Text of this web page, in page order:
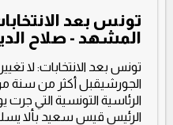
تونس بعد
المشهد - صلاح
تونس بعد الانتخابات: لا
الجورشيقبل أكثر من سنة
الرئيس قيس سعيد بألا